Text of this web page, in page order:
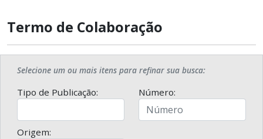
Termo de Colaboração
Selecione um ou mais itens para refinar sua busca:
Tipo de Publicação: Número:
Origem: